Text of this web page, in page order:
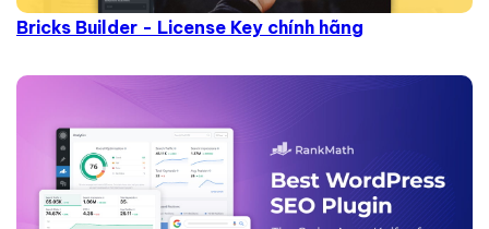
Bricks Builder - License Key chính hãng